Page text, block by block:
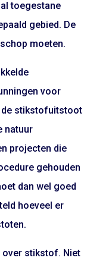
toegestane
gebied. De
moeten.
voor
de stikstofuitstoot
natuur
projecten die
gehouden
dan wel goed
hoeveel er
over stikstof. Niet